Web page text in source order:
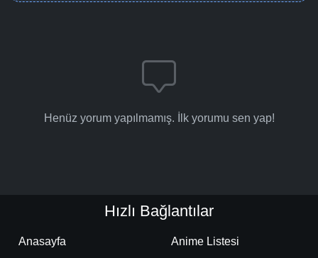
Henüz yorum yapılmamış. İlk yorumu sen yap!
Hızlı Bağlantılar
Anasayfa Anime Listesi